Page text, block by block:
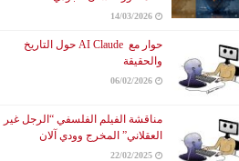
14/03/2026
حوار مع AI Claude حول التاريخ
والحقيقة
06/02/2026
مناقشة الفيلم الفلسفي “الرجل غير
العقلاني” المخرج وودي آلان
22/02/2025